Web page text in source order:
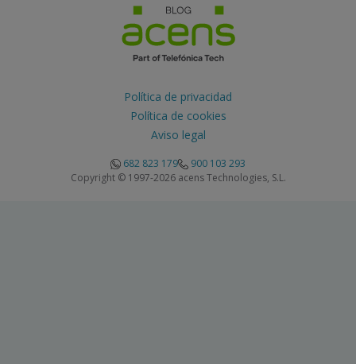
Política de privacidad
Política de cookies
Aviso legal
682 823 179
900 103 293
Copyright © 1997-2026 acens Technologies, S.L.